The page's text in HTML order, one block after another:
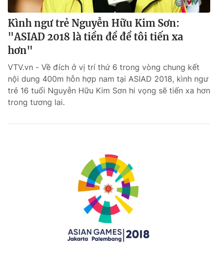
Kình ngư trẻ Nguyễn Hữu Kim Sơn:
"ASIAD 2018 là tiền đề để tôi tiến xa
hơn"
VTV.vn - Về đích ở vị trí thứ 6 trong vòng chung kết
nội dung 400m hỗn hợp nam tại ASIAD 2018, kình ngư
trẻ 16 tuổi Nguyễn Hữu Kim Sơn hi vọng sẽ tiến xa hơn
trong tương lai.